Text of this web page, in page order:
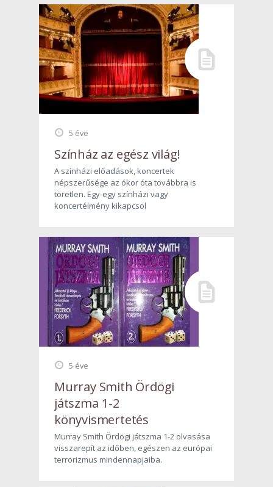
5 éve
Színház az egész világ!
A színházi előadások, koncertek
népszerűsége az ókor óta továbbra is
töretlen. Egy-egy színházi vagy
koncertélmény kikapcsol
5 éve
Murray Smith Ördögi
játszma 1-2
könyvismertetés
Murray Smith Ördögi játszma 1-2 olvasása
visszarepít az időben, egészen az európai
terrorizmus mindennapjaiba.